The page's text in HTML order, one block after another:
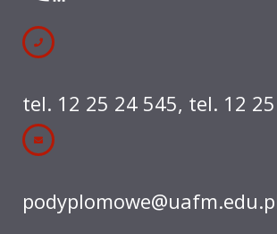
tel. 12 25 24 545, tel. 12